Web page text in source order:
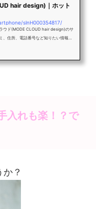
hair design)｜ホット
slnH000354817/
ウド(MODE CLOUD hair design)のサ
、住所、電話番号など知りたい情報満
入れも楽！？で
？